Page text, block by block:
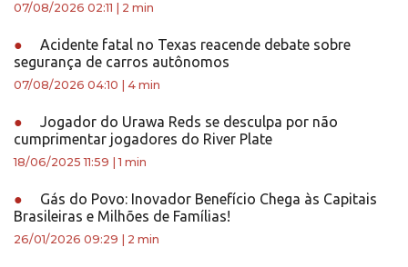
07/08/2026 02:11 2 min
●
Acidente fatal no Texas reacende debate sobre
segurança de carros autônomos
07/08/2026 04:10 4 min
●
Jogador do Urawa Reds se desculpa por não
cumprimentar jogadores do River Plate
18/06/2025 11:59 |1 min
●
Gás do Povo: Inovador Benefício Chega às Capitais
Brasileiras e Milhões de Famílias!
26/01/2026 09:29 2 min